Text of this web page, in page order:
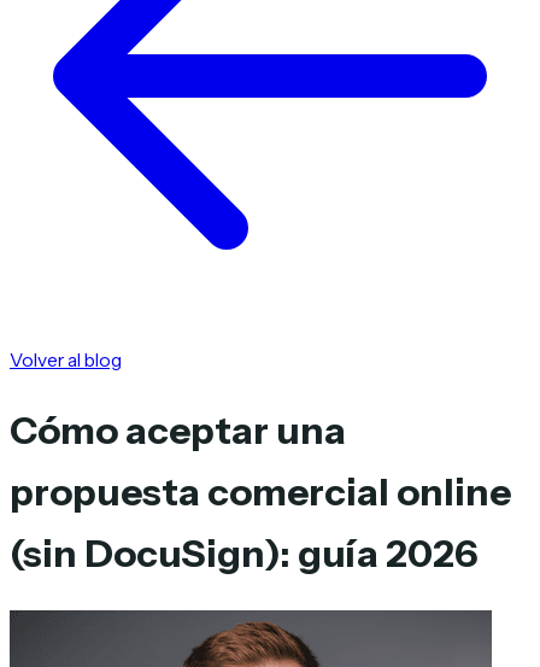
Volver al blog
Cómo aceptar una
propuesta comercial online
(sin DocuSign): guía 2026